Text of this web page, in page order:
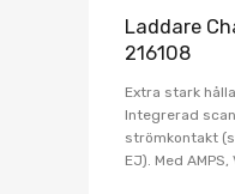
Laddare
216108
Extra stark
Integrerad
strömkontakt
EJ). Med